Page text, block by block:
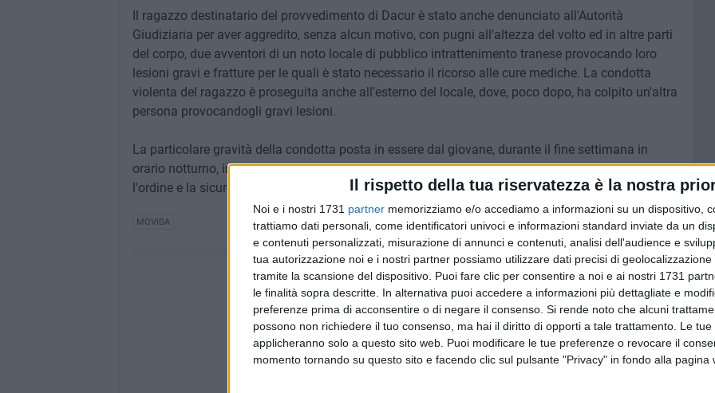
Il rispetto della tua riservatezza è la nostra
Noi e i nostri 1731 partner memorizziamo e/o accediamo a informazioni su un dispositivo,
trattiamo dati personali, come identificatori univoci e informazioni standard inviate da un
e contenuti personalizzati, misurazione di annunci e contenuti, analisi dell'audience e
tua autorizzazione noi e i nostri partner possiamo utilizzare dati precisi di
tramite la scansione del dispositivo. Puoi fare clic per consentire a noi e ai nostri 1731
le finalità sopra descritte. In alternativa puoi accedere a informazioni più dettagliate e
preferenze prima di acconsentire o di negare il consenso. Si rende noto che alcuni
possono non richiedere il tuo consenso, ma hai il diritto di opporti a tale trattamento. Le
applicheranno solo a questo sito web. Puoi modificare le tue preferenze o revocare il
momento tornando su questo sito e facendo clic sul pulsante "Privacy" in fondo alla pagina
Il ragazzo destinatario del provvedimento di Dacur è stato anche denunciato all'Autorità
Giudiziaria per aver aggredito, senza alcun motivo, con pugni all'altezza del volto ed in altre parti
del corpo, due avventori di un noto locale di pubblico intrattenimento tranese provocando loro
lesioni gravi e fratture per le quali è stato necessario il ricorso alle cure mediche. La condotta
violenta del ragazzo è proseguita anche all'esterno del locale, dove, poco dopo, ha colpito un'altra
persona provocandogli gravi lesioni.
La particolare gravità della condotta posta in essere dal giovane, durante il fine settimana in
orario notturno, in un'area della città nota per la movida, ha arrecato un serio pregiudizio per
l'ordine e la sicurezza pubblica e all'incolumità delle numerose persone presenti.
MOVIDA